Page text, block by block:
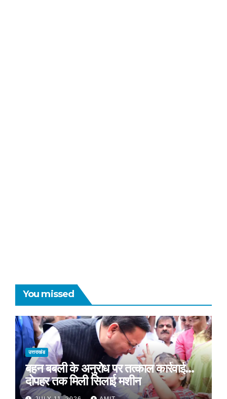
You missed
उत्तराखंड
बहन बबली के अनुरोध पर तत्काल कार्रवाई…
दोपहर तक मिली सिलाई मशीन